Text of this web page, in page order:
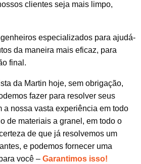
e Gestão de Resíduos
clientes seja mais limpo,
especializados para ajudá-
da maneira mais eficaz, para
final.
da Martin hoje, sem obrigação,
fazer para resolver seus
a nossa vasta experiência em todo
de materiais a granel, em todo o
de que já resolvemos um
e podemos fornecer uma
você – Garantimos isso!